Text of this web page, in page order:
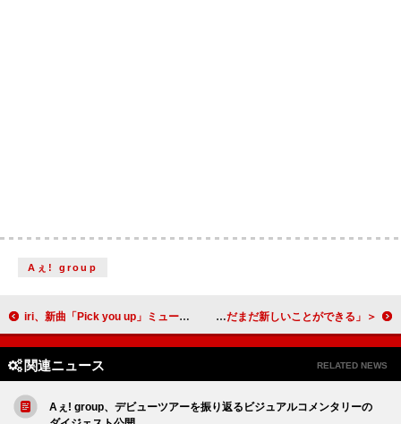
Aぇ! group
iri、新曲「Pick you up」ミュージックビデオ公開 ＜ライブレポート＞ももクロ玉井詩織がビルボードライブ初登場、特別なバンドアレンジで作り出した非日常空間「デビューして16年、まだまだ新しいことができる」
関連ニュース RELATED NEWS
Aぇ! group、デビューツアーを振り返るビジュアルコメンタリーの